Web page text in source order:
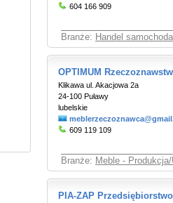
604 166 909
Branże: Handel
OPTIMUM
Klikawa ul. Akacjowa 2a
24-100 Puławy
lubelskie
609 119 109
Branże: Meble - Produkcja/
PIA-ZAP